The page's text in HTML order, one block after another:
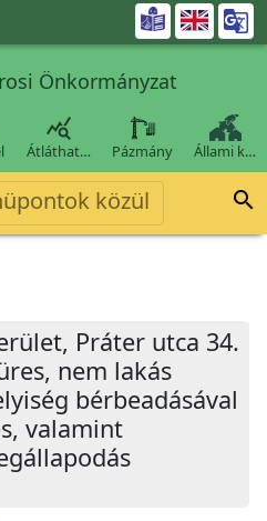

Önkormányzat

Átláthat… Pázmány Állami k…
közül 
Práter utca 34.
nem lakás
bérbeadásával
valamint